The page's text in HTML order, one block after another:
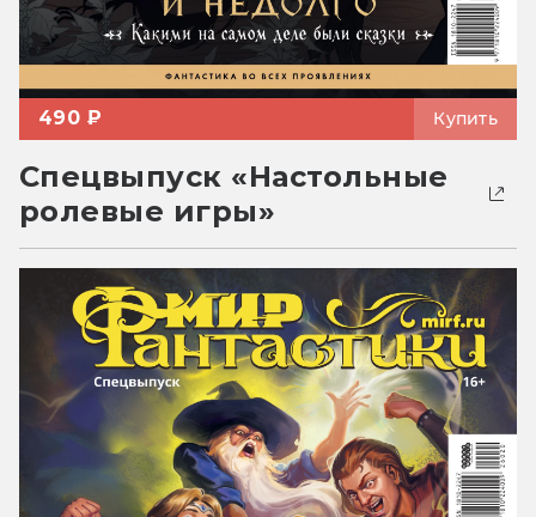
490 ₽ Купить
Спецвыпуск «Настольные
ролевые игры»